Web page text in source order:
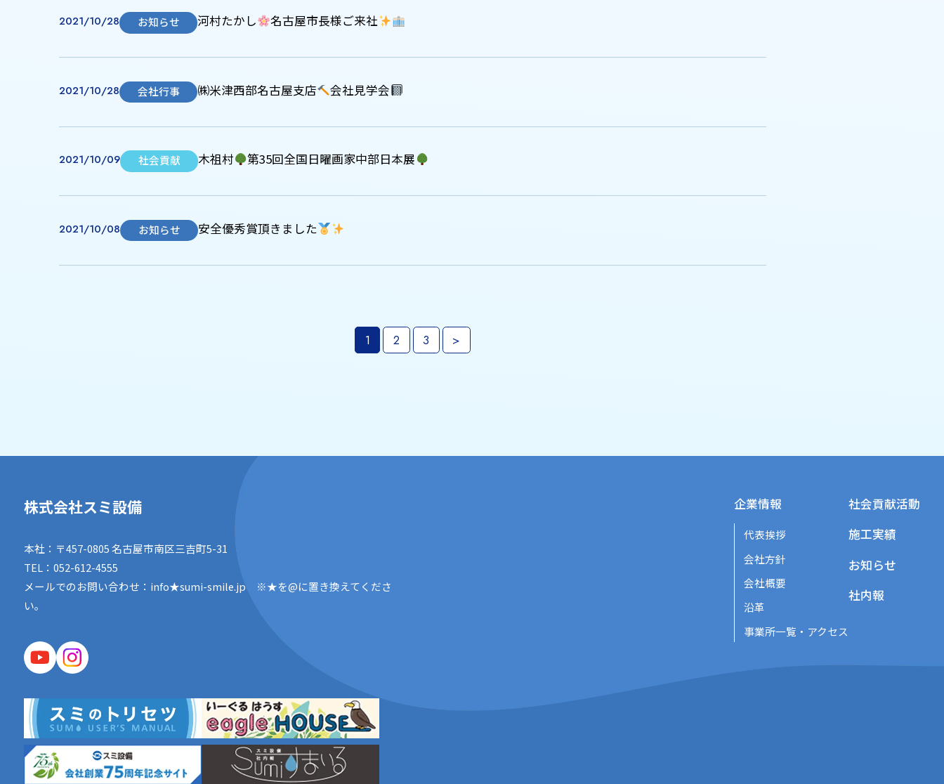
2021/10/28 お知らせ 河村たかし 名古屋市長様ご来社
2021/10/28 会社行事 ㈱米津西部名古屋支店 会社見学会
2021/10/09 社会貢献 木祖村 第35回全国日曜画家中部日本展
2021/10/08 お知らせ 安全優秀賞頂きました
1 2 3 >
株式会社スミ設備
本社：〒457-0805 名古屋市南区三吉町5-31
TEL： 052-612-4555
メールでのお問い合わせ：info★sumi-smile.jp
※★を@に置き換えてくださ
い。
企業情報
代表挨拶
会社方針
会社概要
沿革
事業所一覧・アクセス
社会貢献活動
施工実績
お知らせ
社内報